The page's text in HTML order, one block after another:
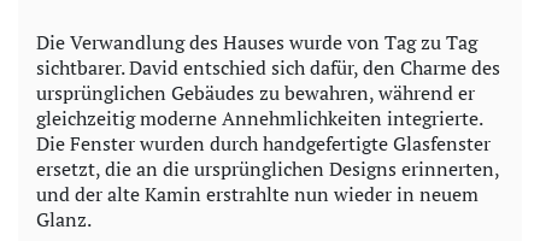
Die Verwandlung des Hauses wurde von Tag zu Tag
sichtbarer. David entschied sich dafür, den Charme des
ursprünglichen Gebäudes zu bewahren, während er
gleichzeitig moderne Annehmlichkeiten integrierte.
Die Fenster wurden durch handgefertigte Glasfenster
ersetzt, die an die ursprünglichen Designs erinnerten,
und der alte Kamin erstrahlte nun wieder in neuem
Glanz.